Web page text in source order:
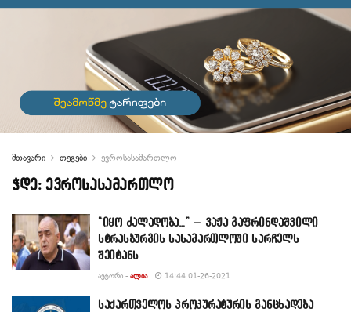
მთავარი თეგები ევროსასამართლო
ჭდე: ევროსასამართლო
“იყო ძალადობა…” – ვაჟა გაფრინდაშვილი
სტრასბურგის სასამართლოში სარჩელს
შეიტანს
ᲐᲕᲢᲝᲠᲘ - ᲐᲚᲘᲐ 14:44 01-26-2021
საქართველოს პროკურატურის განცხადება